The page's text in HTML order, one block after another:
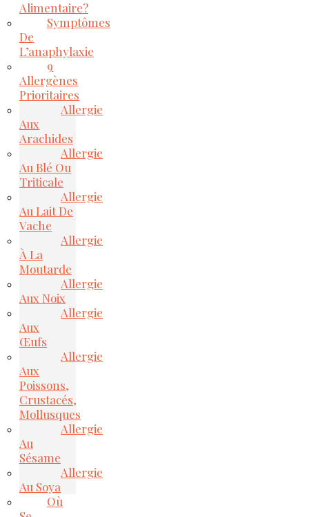
Alimentaire?
Symptômes
De
L’anaphylaxie
9
Allergènes
Prioritaires
Allergie
Aux
Arachides
Allergie
Au Blé Ou
Triticale
Allergie
Au Lait De
Vache
Allergie
À La
Moutarde
Allergie
Aux Noix
Allergie
Aux
Œufs
Allergie
Aux
Poissons,
Crustacés,
Mollusques
Allergie
Au
Sésame
Allergie
Au Soya
Où